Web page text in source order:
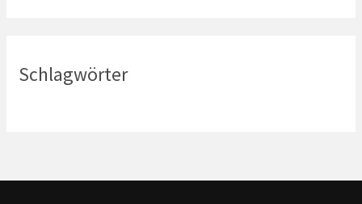
Schlagwörter